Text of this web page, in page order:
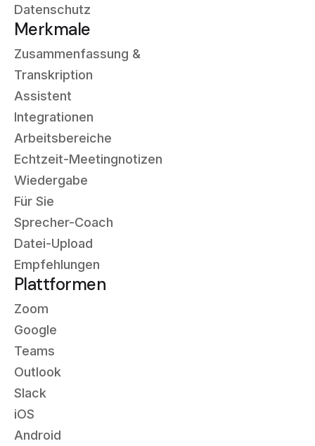
Datenschutz
Merkmale
Zusammenfassung &
Transkription
Assistent
Integrationen
Arbeitsbereiche
Echtzeit-Meetingnotizen
Wiedergabe
Für Sie
Sprecher-Coach
Datei-Upload
Empfehlungen
Plattformen
Zoom
Google
Teams
Outlook
Slack
iOS
Android